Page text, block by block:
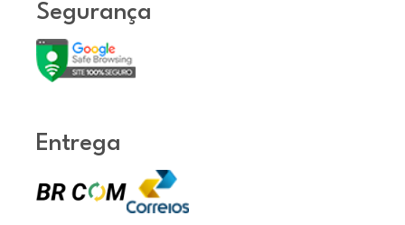
Segurança
Entrega